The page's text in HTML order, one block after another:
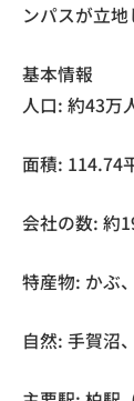
ンパスが立地
基本情報
人口: 約43万
面積: 114.74
会社の数: 約
特産物: かぶ
自然: 手賀沼